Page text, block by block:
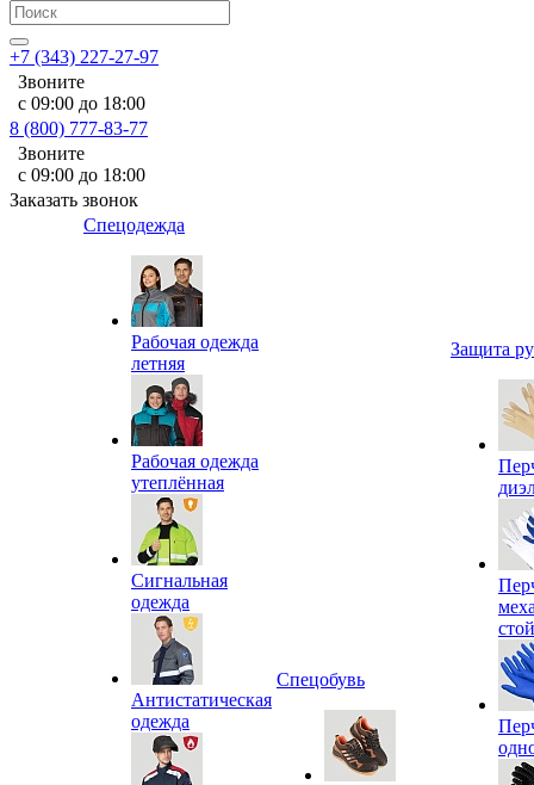
+7 (343) 227-27-97
Звоните
с 09:00 до 18:00
8 (800) 777-83-77
Звоните
с 09:00 до 18:00
Заказать звонок
Спецодежда
Рабочая одежда
летняя
Рабочая одежда
утеплённая
Сигнальная
одежда
Антистатическая
одежда
Спецобувь
Защита